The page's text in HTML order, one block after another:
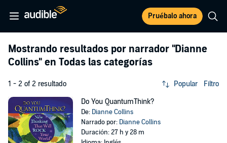
Pruébalo ahora
Mostrando resultados por narrador "Dianne
Collins" en Todas las categorías
1 - 2 of 2 resultado Popular Filtro
Do You QuantumThink?
De: Dianne Collins
Narrado por: Dianne Collins
Duración: 27 h y 28 m